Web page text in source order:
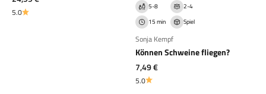
5.0
5-8
2-4
15 min
Spiel
Sonja Kempf
Können Schweine fliegen?
Angebot
7,49 €
5.0